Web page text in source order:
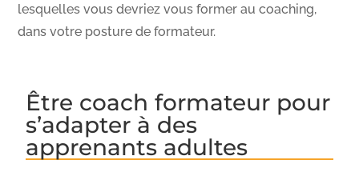
lesquelles vous devriez vous former au coaching,
dans votre posture de formateur.
Être coach formateur pour
s’adapter à des
apprenants adultes